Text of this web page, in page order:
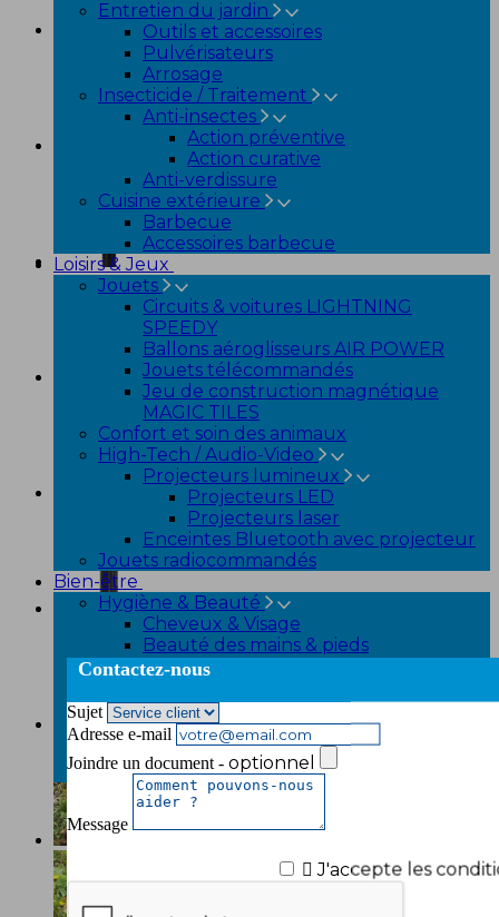
Contactez-nous
Sujet
Adresse e-mail
Joindre un document -optionnel
Message
 J'accepte les
Entretien du jardin
Outils et accessoires
Pulvérisateurs
Arrosage
Insecticide / Traitement
Anti-insectes
Action préventive
Action curative
Anti-verdissure
Cuisine extérieure
Barbecue
Accessoires barbecue
Loisirs & Jeux
Jouets
Circuits & voitures LIGHTNING
SPEEDY
Ballons aéroglisseurs AIR POWER
Jouets télécommandés
Jeu de construction magnétique
MAGIC TILES
Confort et soin des animaux
High-Tech / Audio-Video
Projecteurs lumineux
Projecteurs LED
Projecteurs laser
Enceintes Bluetooth avec projecteur
Jouets radiocommandés
Bien-être
Hygiène & Beauté
Cheveux & Visage
Beauté des mains & pieds
Fitness
Vêtements amincissants et
raffermissants
Minceur
Serviettes rafraichissantes